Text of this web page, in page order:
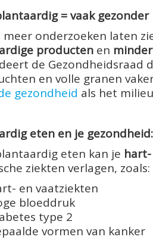
= vaak gezonder
meer onderzoeken laten
producten en
de Gezondheidsraad
en volle granen
gezondheid als het
eten en je
eten kan je
ziekten verlagen, zoals:
en vaatziekten
bloeddruk
type 2
vormen van kanker